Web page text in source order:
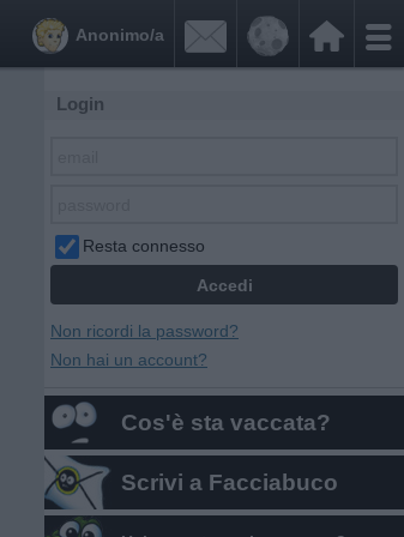


Anonimo/a
Login
Resta connesso
Non ricordi la password?
Non hai un account?
Cos'è sta vaccata?
Scrivi a Facciabuco